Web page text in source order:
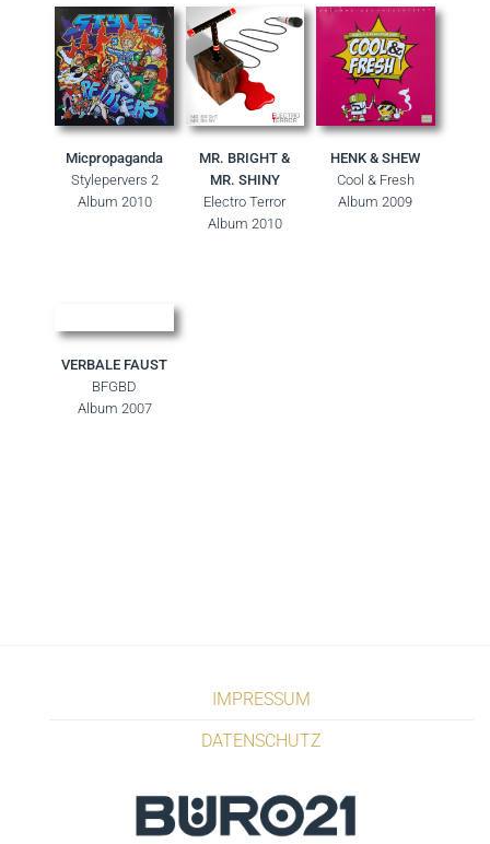
Micpropaganda
Stylepervers 2
Album 2010
MR. BRIGHT &
MR. SHINY
Electro Terror
Album 2010
HENK & SHEW
Cool & Fresh
Album 2009
VERBALE FAUST
BFGBD
Album 2007
IMPRESSUM
DATENSCHUTZ